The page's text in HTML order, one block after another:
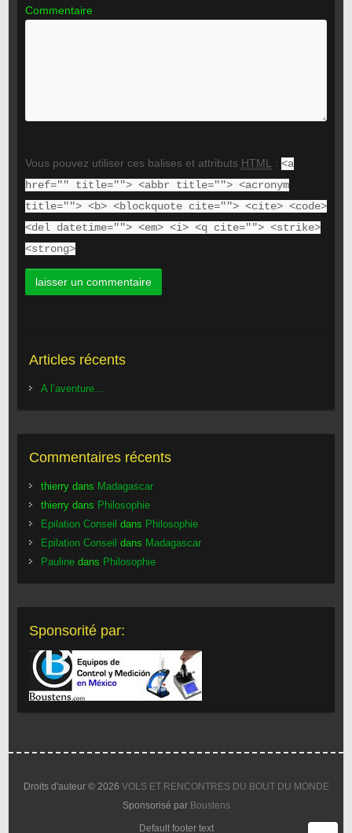
Commentaire
Vous pouvez utiliser ces balises et attributs HTML : <a
href="" title=""> <abbr title=""> <acronym
title=""> <b> <blockquote cite=""> <cite> <code>
<del datetime=""> <em> <i> <q cite=""> <strike>
<strong>
Articles récents
A l’aventure…
Commentaires récents
thierry dans Madagascar
thierry dans Philosophie
Epilation Conseil dans Philosophie
Epilation Conseil dans Madagascar
Paulinedans Philosophie
Sponsorité par:
Droits d'auteur © 2026 VOLS ET RENCONTRES DU BOUT DU MONDE
Sponsorisé par Boustens
Default footer text